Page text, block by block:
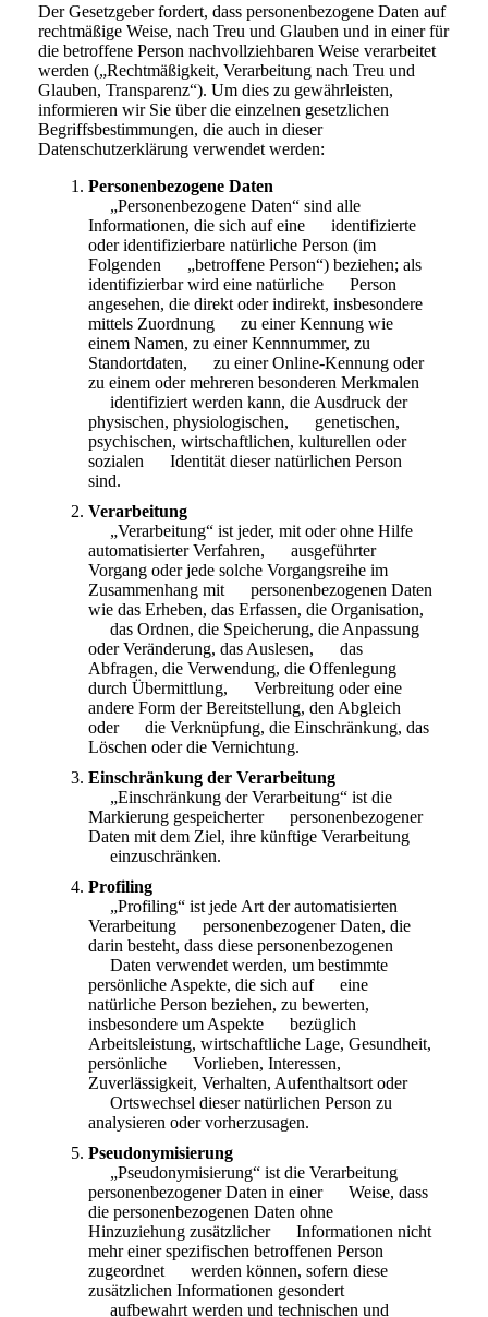
Der Gesetzgeber fordert, dass personenbezogene Daten auf
rechtmäßige Weise, nach Treu und Glauben und in einer für
die betroffene Person nachvollziehbaren Weise verarbeitet
werden („Rechtmäßigkeit, Verarbeitung nach Treu und
Glauben, Transparenz“). Um dies zu gewährleisten,
informieren wir Sie über die einzelnen gesetzlichen
Begriffsbestimmungen, die auch in dieser
Datenschutzerklärung verwendet werden:
Personenbezogene Daten
„Personenbezogene Daten“ sind alle
Informationen, die sich auf eine identifizierte
oder identifizierbare natürliche Person (im
Folgenden „betroffene Person“) beziehen; als
identifizierbar wird eine natürliche Person
angesehen, die direkt oder indirekt, insbesondere
mittels Zuordnung zu einer Kennung wie
einem Namen, zu einer Kennnummer, zu
Standortdaten, zu einer Online-Kennung oder
zu einem oder mehreren besonderen Merkmalen
identifiziert werden kann, die Ausdruck der
physischen, physiologischen, genetischen,
psychischen, wirtschaftlichen, kulturellen oder
sozialen Identität dieser natürlichen Person
sind.
Verarbeitung
„Verarbeitung“ ist jeder, mit oder ohne Hilfe
automatisierter Verfahren, ausgeführter
Vorgang oder jede solche Vorgangsreihe im
Zusammenhang mit personenbezogenen Daten
wie das Erheben, das Erfassen, die Organisation,
das Ordnen, die Speicherung, die Anpassung
oder Veränderung, das Auslesen, das
Abfragen, die Verwendung, die Offenlegung
durch Übermittlung, Verbreitung oder eine
andere Form der Bereitstellung, den Abgleich
oder die Verknüpfung, die Einschränkung, das
Löschen oder die Vernichtung.
Einschränkung der Verarbeitung
„Einschränkung der Verarbeitung“ ist die
Markierung gespeicherter personenbezogener
Daten mit dem Ziel, ihre künftige Verarbeitung
einzuschränken.
Profiling
„Profiling“ ist jede Art der automatisierten
Verarbeitung personenbezogener Daten, die
darin besteht, dass diese personenbezogenen
Daten verwendet werden, um bestimmte
persönliche Aspekte, die sich auf eine
natürliche Person beziehen, zu bewerten,
insbesondere um Aspekte bezüglich
Arbeitsleistung, wirtschaftliche Lage, Gesundheit,
persönliche Vorlieben, Interessen,
Zuverlässigkeit, Verhalten, Aufenthaltsort oder
Ortswechsel dieser natürlichen Person zu
analysieren oder vorherzusagen.
Pseudonymisierung
„Pseudonymisierung“ ist die Verarbeitung
personenbezogener Daten in einer Weise, dass
die personenbezogenen Daten ohne
Hinzuziehung zusätzlicher Informationen nicht
mehr einer spezifischen betroffenen Person
zugeordnet werden können, sofern diese
zusätzlichen Informationen gesondert
aufbewahrt werden und technischen und